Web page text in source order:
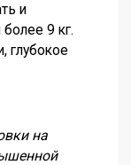
и
9 кг.
глубокое
на